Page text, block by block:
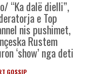
“Ka dalë dielli”,
e Top
nis pushimet,
Rustem
‘show’ nga deti
GOSSIP